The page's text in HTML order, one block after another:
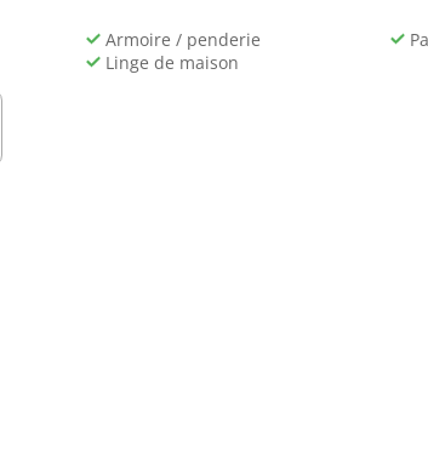
Armoire / penderie
Linge de maison